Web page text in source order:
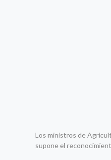
Los ministros de
supone el